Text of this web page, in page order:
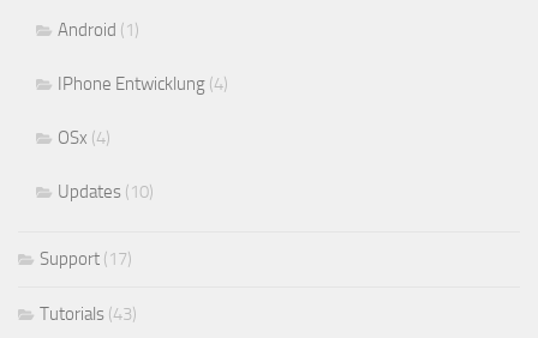
Android (1)
IPhone Entwicklung (4)
OSx (4)
Updates (10)
Support (17)
Tutorials (43)